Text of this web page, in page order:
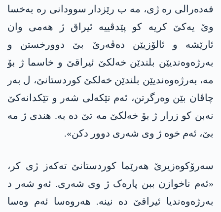
فەدەرالی رە ژی، مە ب رێزدار سوودانی رە بەخسا
وێ یەکێ کریە کو پێدڤییە ئیراق ژ هەمی وان
ئارێشە و ئالۆزیێن دەڤەرێ بێ دوورخستن و
بەرژەوەندیێن بلندێن خەلکێ ئیراقێ و خاسما ژ بۆ
مە، بەرژەوەندیێن بلندێن خەلکێ کوردستانێ، ل بەر
چاڤان بێن وەرگرتن، ئەم تێکەلی شەر و تێکدانەکێ
نەبن کو زرار ژ بۆ خەلکێ مە تێ دە بە. هندی ژ مە
بێ، ئەم خوە ژ وی شەری دوور دکن».
سەرۆکوەزیرێ هەرێما کوردستانێ تەکەز ژی کر،
«ئەم ناخوازن ببن پارەک ژ وی شەری. ئەو شەر د
بەرژەوەندیا ئیراقێ دە نینە. هەروەسا ئەم وەسا